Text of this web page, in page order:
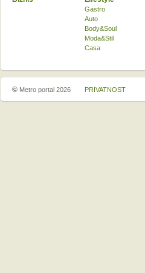
Gastro
Auto
Body&Soul
Moda&Stil
Casa
© Metro portal 2026 PRIVATNOST